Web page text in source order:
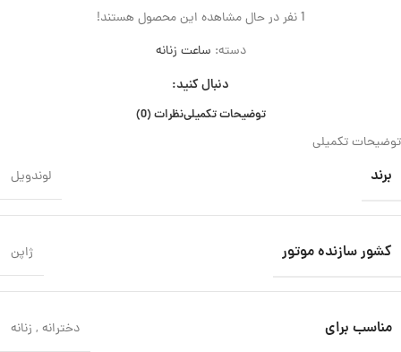
1 نفر در حال مشاهده این محصول هستند!
دسته: ساعت زنانه
دنبال کنید:
توضیحات تکمیلینظرات (0)
توضیحات تکمیلی
برند لوندویل
کشور سازنده موتور ژاپن
مناسب برای دخترانه , زنانه